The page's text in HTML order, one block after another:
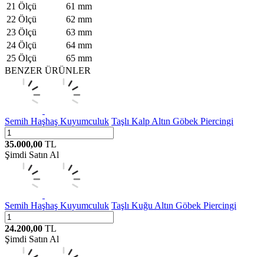
21 Ölçü
61 mm
22 Ölçü
62 mm
23 Ölçü
63 mm
24 Ölçü
64 mm
25 Ölçü
65 mm
BENZER ÜRÜNLER
Semih Haşhaş Kuyumculuk Taşlı Kalp Altın Göbek Piercingi
35.000,00 TL
Şimdi Satın Al
Semih Haşhaş Kuyumculuk Taşlı Kuğu Altın Göbek Piercingi
24.200,00 TL
Şimdi Satın Al